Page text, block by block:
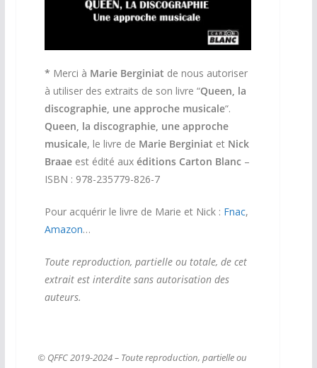
* Merci à Marie Berginiat de nous autoriser
à utiliser des extraits de son livre “Queen, la
discographie, une approche musicale“.
Queen, la discographie, une approche
musicale, le livre de Marie Berginiat et Nick
Braaeest édité aux éditions Carton Blanc–
ISBN : 978-235779-826-7
Pour acquérir le livre de Marie et Nick : Fnac,
Amazon…
Toute reproduction, partielle ou totale, de cet
extrait est interdite sans autorisation des
auteurs.
© QFFC 2019-2024 – Toute reproduction, partielle ou